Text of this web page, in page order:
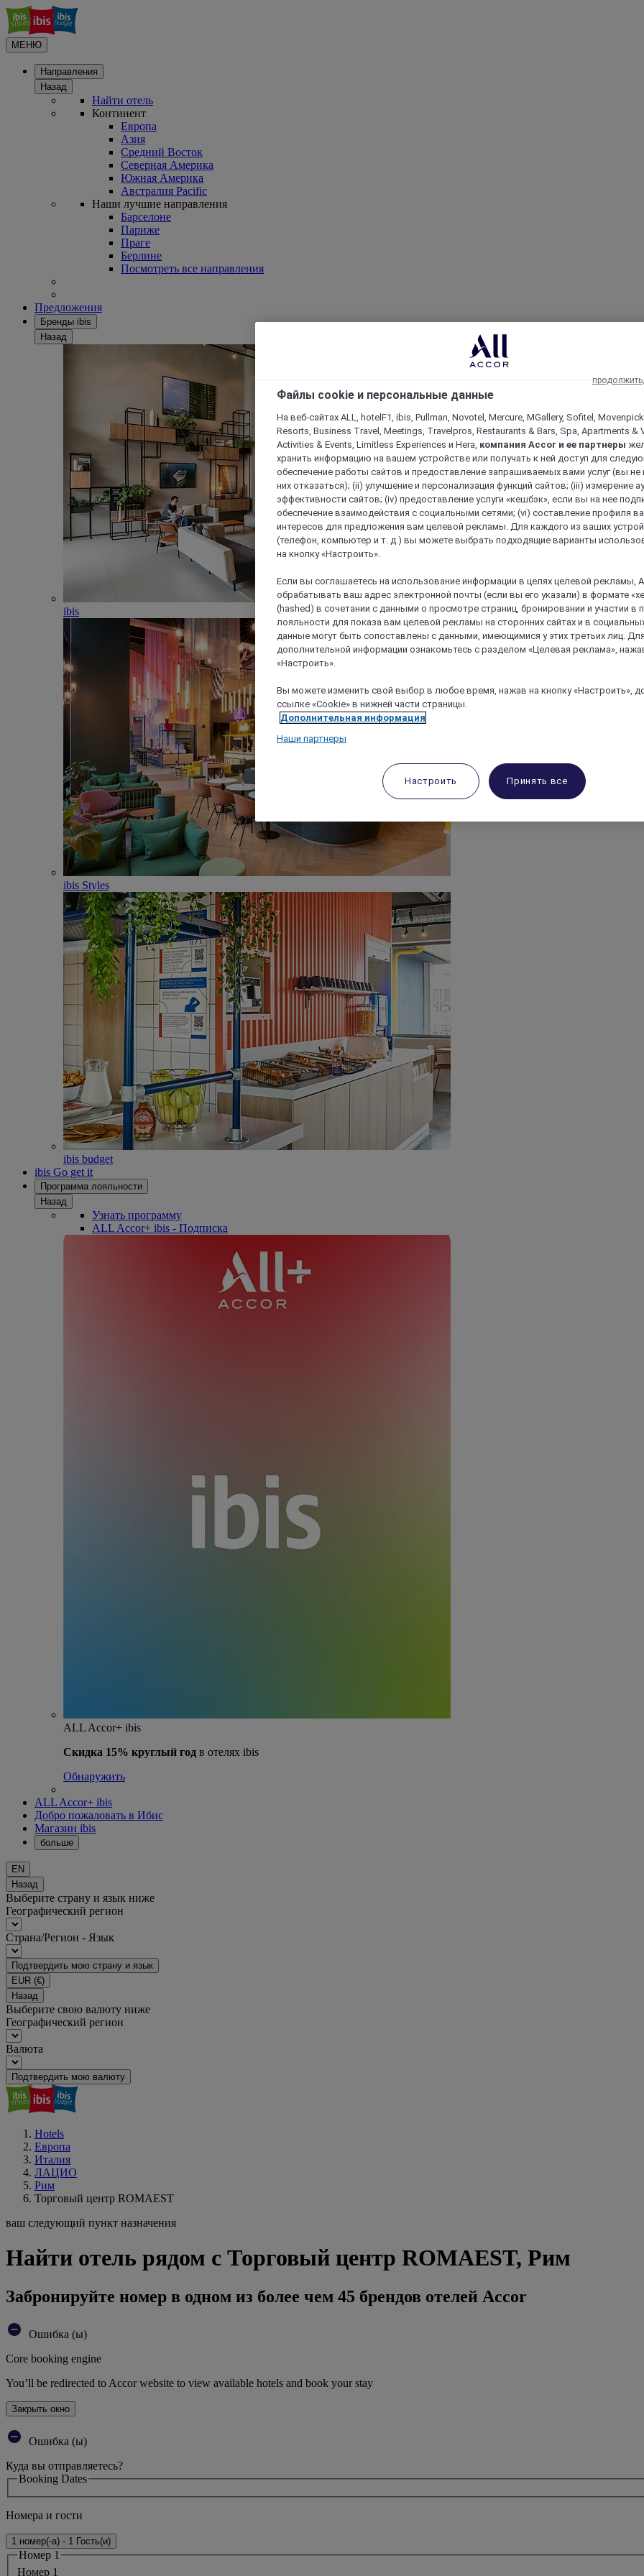
МЕНЮ
Направления
Назад
Найти отель
Континент
Европа
Азия
Средний Восток
Северная Америка
Южная Америка
Австралия Pacific
Наши лучшие направления
Барселоне
Париже
Праге
Берлине
Посмотреть все направления
Предложения
Бренды ibis
Назад
ibis
ibis Styles
ibis budget
ibis Go get it
Программа лояльности
Назад
Узнать программу
ALL Accor+ ibis - Подписка
ALL Accor+ ibis
Скидка 15% круглый год в отелях ibis
Обнаружить
ALL Accor+ ibis
Добро пожаловать в Ибис
Магазин ibis
больше
EN
Назад
Выберите страну и язык ниже
Географический регион
Страна/Регион - Язык
Подтвердить мою страну и язык
EUR (€)
Назад
Выберите свою валюту ниже
Географический регион
Валюта
Подтвердить мою валюту
Hotels
Европа
Италия
ЛАЦИО
Рим
Торговый центр ROMAEST
ваш следующий пункт назначения
Найти отель рядом с Торговый центр ROMAEST, Рим
Забронируйте номер в одном из более чем 45 брендов отелей Accor
Ошибка (ы)
Core booking engine
You’ll be redirected to Accor website to view available hotels and book your stay
Закрыть окно
Ошибка (ы)
Куда вы отправляетесь?
Booking Dates
Номера и гости
1 номер(-а) - 1 Гость(и)
Номер 1
Номер 1
Файлы cookie и персональные данные
На веб-сайтах ALL, hotelF1, ibis, Pullman, Novotel, Mercure, MGallery, Sofitel,
Resorts, Business Travel, Meetings, Travelpros, Restaurants & Bars, Spa, Apartments &
Activities & Events, Limitless Experiences и Hera, компания Accor и ее партнеры
хранить информацию на вашем устройстве или получать к ней доступ для
обеспечение работы сайтов и предоставление запрашиваемых вами услуг (вы
них отказаться); (ii) улучшение и персонализация функций сайтов; (iii) измерение
эффективности сайтов; (iv) предоставление услуги «кешбэк», если вы на нее
обеспечение взаимодействия с социальными сетями; (vi) составление профиля
интересов для предложения вам целевой рекламы. Для каждого из ваших
(телефон, компьютер и т. д.) вы можете выбрать подходящие варианты
на кнопку «Настроить».
Если вы соглашаетесь на использование информации в целях целевой рекламы,
обрабатывать ваш адрес электронной почты (если вы его указали) в формате
(hashed) в сочетании с данными о просмотре страниц, бронировании и участии в
лояльности для показа вам целевой рекламы на сторонних сайтах и в
данные могут быть сопоставлены с данными, имеющимися у этих третьих лиц.
дополнительной информации ознакомьтесь с разделом «Целевая реклама»,
«Настроить».
Вы можете изменить свой выбор в любое время, нажав на кнопку «Настроить»,
ссылке «Cookie» в нижней части страницы.
Дополнительная информация
Наши партнеры
Настроить Принять все